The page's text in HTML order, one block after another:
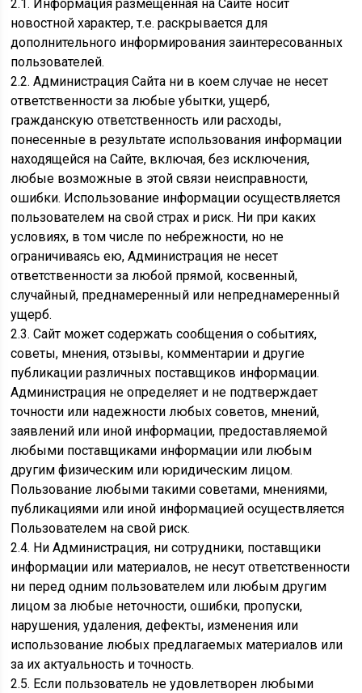
2.1. Информация размещенная на Сайте носит
новостной характер, т.е. раскрывается для
дополнительного информирования заинтересованных
пользователей.
2.2. Администрация Сайта ни в коем случае не несет
ответственности за любые убытки, ущерб,
гражданскую ответственность или расходы,
понесенные в результате использования информации
находящейся на Сайте, включая, без исключения,
любые возможные в этой связи неисправности,
ошибки. Использование информации осуществляется
пользователем на свой страх и риск. Ни при каких
условиях, в том числе по небрежности, но не
ограничиваясь ею, Администрация не несет
ответственности за любой прямой, косвенный,
случайный, преднамеренный или непреднамеренный
ущерб.
2.3. Сайт может содержать сообщения о событиях,
советы, мнения, отзывы, комментарии и другие
публикации различных поставщиков информации.
Администрация не определяет и не подтверждает
точности или надежности любых советов, мнений,
заявлений или иной информации, предоставляемой
любыми поставщиками информации или любым
другим физическим или юридическим лицом.
Пользование любыми такими советами, мнениями,
публикациями или иной информацией осуществляется
Пользователем на свой риск.
2.4. Ни Администрация, ни сотрудники, поставщики
информации или материалов, не несут ответственности
ни перед одним пользователем или любым другим
лицом за любые неточности, ошибки, пропуски,
нарушения, удаления, дефекты, изменения или
использование любых предлагаемых материалов или
за их актуальность и точность.
2.5. Если пользователь не удовлетворен любыми